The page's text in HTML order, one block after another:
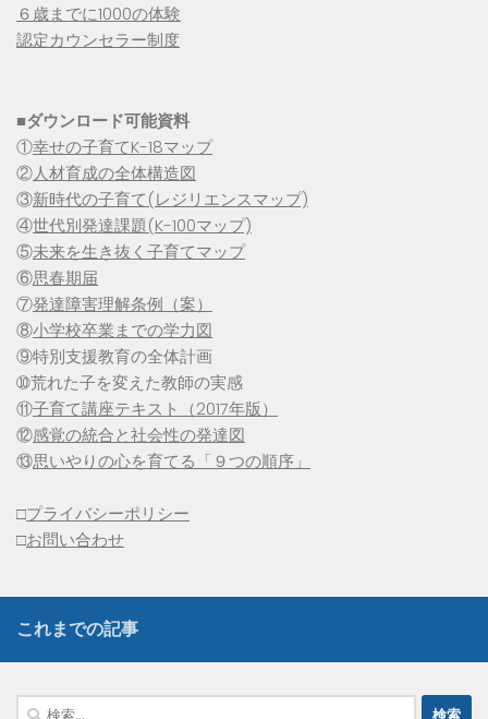
６歳までに1000の体験
認定カウンセラー制度
■ダウンロード可能資料
①幸せの子育てK-18マップ
②人材育成の全体構造図
③新時代の子育て(レジリエンスマップ)
④世代別発達課題(K-100マップ)
⑤未来を生き抜く子育てマップ
⑥思春期届
⑦発達障害理解条例（案）
⑧小学校卒業までの学力図
⑨特別支援教育の全体計画
➉荒れた子を変えた教師の実感
⑪子育て講座テキスト（2017年版）
⑫感覚の統合と社会性の発達図
⑬思いやりの心を育てる「９つの順序」
□プライバシーポリシー
□お問い合わせ
これまでの記事
検